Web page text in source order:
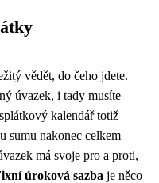
vědět, do čeho jdete.
úvazek, i tady musíte
kalendář totiž
sumu nakonec celkem
má svoje pro a proti,
úroková sazba je něco